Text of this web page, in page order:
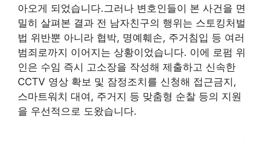
아오게 되었습니다.그러나 변호인들이 본 사건을 면
밀히 살펴본 결과 전 남자친구의 행위는 스토킹처벌
법 위반뿐 아니라 협박, 명예훼손, 주거침입 등 여러
범죄로까지 이어지는 상황이었습니다. 이에 로펌 위
인은 수임 즉시 고소장을 작성해 제출하고 신속한
CCTV 영상 확보 및 잠정조치를 신청해 접근금지,
스마트워치 대여, 주거지 등 맞춤형 순찰 등의 지원
을 우선적으로 도왔습니다.